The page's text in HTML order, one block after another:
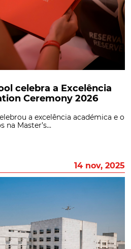
celebra a Excelência
Ceremony 2026
a excelência académica e o
na Master’s...
14 nov, 2025